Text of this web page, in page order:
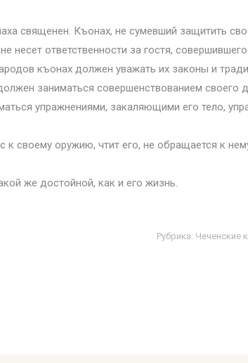
священен. Къонах, не сумевший защитить
несет ответственности за гостя, совершившего
къонах должен уважать их законы и
заниматься совершенствованием
упражнениями, закаляющими его тело,
к своему оружию, чтит его, не обращается к
же достойной, как и его жизнь.
Рубрика: Чеченские